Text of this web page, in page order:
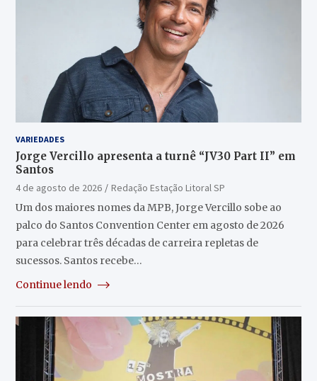
VARIEDADES
Jorge Vercillo apresenta a turnê “JV30 Part II” em
Santos
4 de agosto de 2026
Redação Estação Litoral SP
Um dos maiores nomes da MPB, Jorge Vercillo sobe ao
palco do Santos Convention Center em agosto de 2026
para celebrar três décadas de carreira repletas de
sucessos. Santos recebe…
Continue lendo